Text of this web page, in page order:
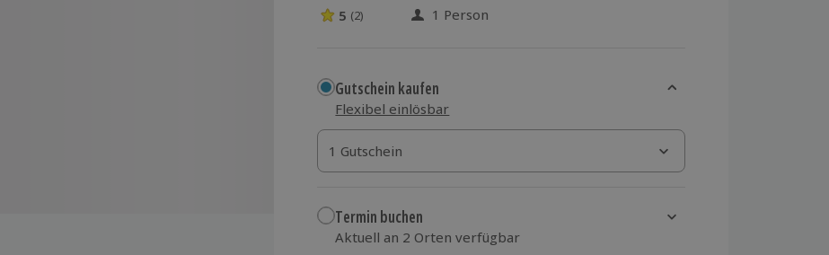
5 Sterne von 5 aus 2 Bewertungen
5 (2) 1 Person
Gutschein kaufen
Flexibel einlösbar
1 Gutschein
1 Gutschein
1 Gutschein
Termin buchen
Aktuell an 2 Orten verfügbar